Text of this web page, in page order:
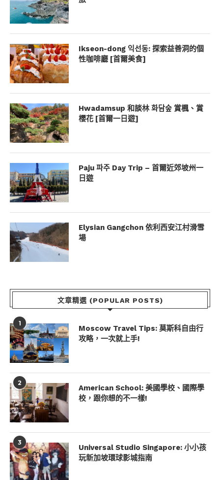
Ikseon-dong 익선동: 探索益善洞的個
性咖啡廳 [首爾美食]
Hwadamsup 和談林 화담숲 賞楓、賞
櫻花 [首爾一日遊]
Paju 파주 Day Trip – 首爾近郊坡州一
日遊
Elysian Gangchon 依利西安江村滑雪
場
文章精選 (POPULAR POSTS)
1
Moscow Travel Tips: 莫斯科自由行
攻略，一次就上手!
2
American School: 美國學校、國際學
校，跟你想的不一樣!
3
Universal Studio Singapore: 小小孩
玩新加坡環球影城指南